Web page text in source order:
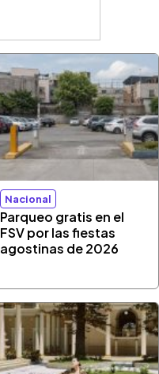
Nacional
Parqueo gratis en el
FSV por las fiestas
agostinas de 2026